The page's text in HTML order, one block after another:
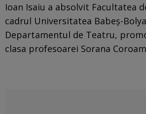
Ioan Isaiu a absolvit Facultatea
cadrul Universitatea Babeș-
Departamentul de Teatru,
clasa profesoarei Sorana